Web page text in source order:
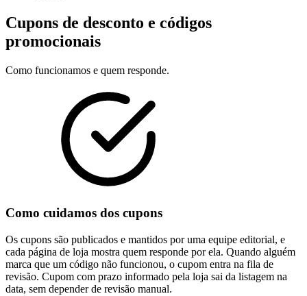
Cupons de desconto e códigos
promocionais
Como funcionamos e quem responde.
Como cuidamos dos cupons
Os cupons são publicados e mantidos por uma equipe editorial, e
cada página de loja mostra quem responde por ela. Quando alguém
marca que um código não funcionou, o cupom entra na fila de
revisão. Cupom com prazo informado pela loja sai da listagem na
data, sem depender de revisão manual.